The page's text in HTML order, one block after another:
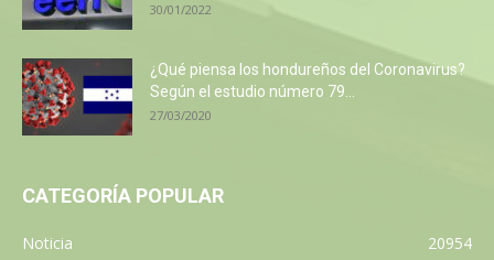
30/01/2022
¿Qué piensa los hondureños del Coronavirus?
Según el estudio número 79...
27/03/2020
CATEGORÍA POPULAR
Noticia
20954